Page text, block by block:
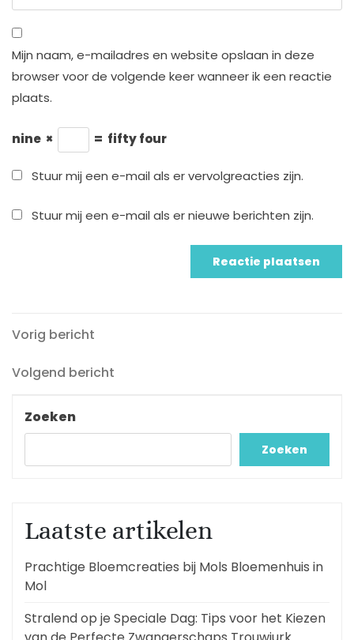
Mijn naam, e-mailadres en website opslaan in deze
browser voor de volgende keer wanneer ik een reactie
plaats.
nine × = fifty four
Stuur mij een e-mail als er vervolgreacties zijn.
Stuur mij een e-mail als er nieuwe berichten zijn.
Berichtnavigatie
Vorig
Vorig bericht
Volgend
Volgend bericht
Zoeken
Zoeken
Laatste artikelen
Prachtige Bloemcreaties bij Mols Bloemenhuis in
Mol
Stralend op je Speciale Dag: Tips voor het Kiezen